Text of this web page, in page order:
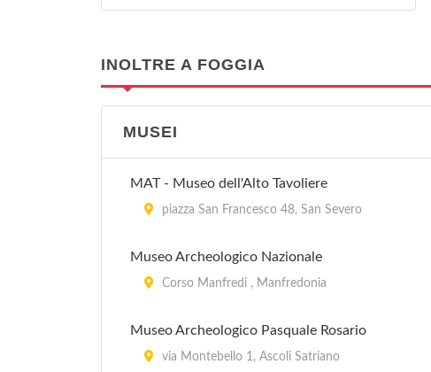
INOLTRE A FOGGIA
MUSEI
MAT - Museo dell'Alto Tavoliere
piazza San Francesco 48, San Severo
Museo Archeologico Nazionale
Corso Manfredi , Manfredonia
Museo Archeologico Pasquale Rosario
via Montebello 1, Ascoli Satriano